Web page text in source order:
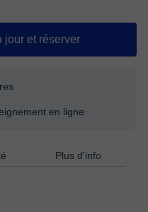
jour et réserver
en ligne
Plus d'info